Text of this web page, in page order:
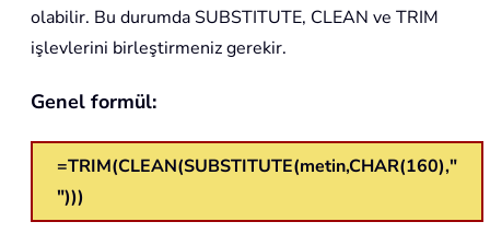
olabilir. Bu durumda SUBSTITUTE, CLEAN ve TRIM
işlevlerini birleştirmeniz gerekir.
Genel formül:
=TRIM(CLEAN(SUBSTITUTE(metin,CHAR(160),"
")))